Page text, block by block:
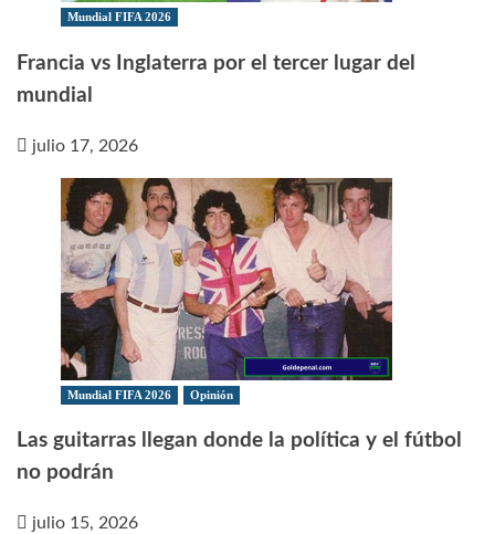
Mundial FIFA 2026
Francia vs Inglaterra por el tercer lugar del
mundial
julio 17, 2026
Mundial FIFA 2026 Opinión
Las guitarras llegan donde la política y el fútbol
no podrán
julio 15, 2026